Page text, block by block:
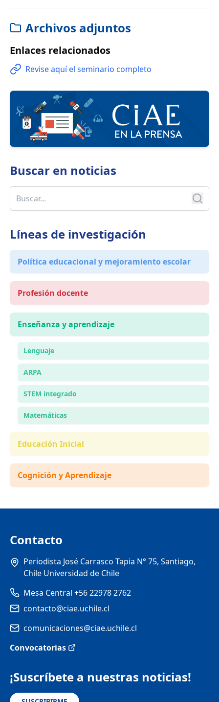
Archivos adjuntos
Enlaces relacionados
Revise aquí el seminario completo
Buscar en noticias
Líneas de investigación
Política educacional y mejoramiento escolar
Profesión docente
Enseñanza y aprendizaje
Lenguaje
ARPA
STEM integrado
Matemáticas
Educación Inicial
Cognición y Aprendizaje
Contacto
Periodista José Carrasco Tapia N° 75, Santiago,
Chile Universidad de Chile
Mesa Central +56 22978 2762
contacto@ciae.uchile.cl
comunicaciones@ciae.uchile.cl
Convocatorias
¡Suscríbete a nuestras noticias!